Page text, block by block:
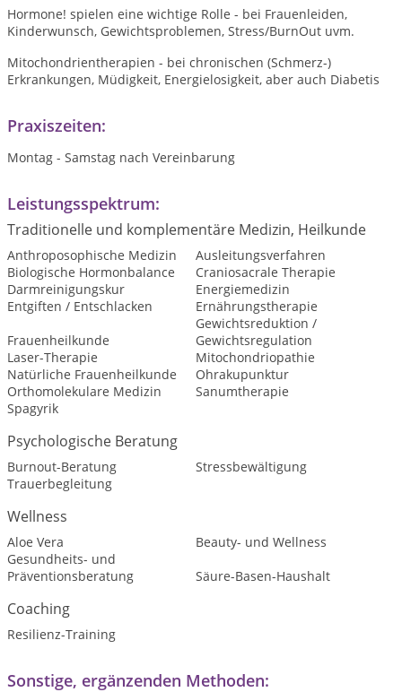
Hormone! spielen eine wichtige Rolle - bei Frauenleiden,
Kinderwunsch, Gewichtsproblemen, Stress/BurnOut uvm.
Mitochondrientherapien - bei chronischen (Schmerz-)
Erkrankungen, Müdigkeit, Energielosigkeit, aber auch Diabetis
Praxiszeiten:
Montag - Samstag nach Vereinbarung
Leistungsspektrum:
Traditionelle und komplementäre Medizin, Heilkunde
Anthroposophische Medizin
Ausleitungsverfahren
Biologische Hormonbalance
Craniosacrale Therapie
Darmreinigungskur
Energiemedizin
Entgiften / Entschlacken
Ernährungstherapie
Frauenheilkunde
Gewichtsreduktion /
Gewichtsregulation
Laser-Therapie
Mitochondriopathie
Natürliche Frauenheilkunde
Ohrakupunktur
Orthomolekulare Medizin
Sanumtherapie
Spagyrik
Psychologische Beratung
Burnout-Beratung
Stressbewältigung
Trauerbegleitung
Wellness
Aloe Vera
Beauty- und Wellness
Gesundheits- und
Präventionsberatung
Säure-Basen-Haushalt
Coaching
Resilienz-Training
Sonstige, ergänzenden Methoden: